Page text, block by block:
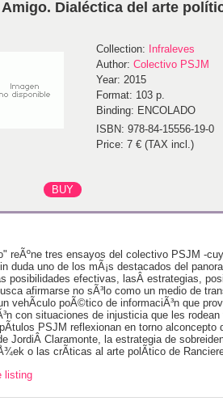
Amigo. Dialéctica del arte
Collection: Infraleves
Author: Colectivo PSJM
Year: 2015
Format: 103 p.
Binding: ENCOLADO
ISBN: 978-84-15556-19-0
Price: 7 € (TAX incl.)
reÃºne tres ensayos del colectivo PSJM -
duda uno de los mÃ¡s destacados del
posibilidades efectivas, lasÂ estrategias,
afirmarse no sÃ³lo como un medio de
vehÃ­culo poÃ©tico de informaciÃ³n que
con situaciones de injusticia que les
PSJM reflexionan en torno alconcepto
JordiÂ Claramonte, la estrategia de
o las crÃ­ticas al arte polÃ­tico de
listing